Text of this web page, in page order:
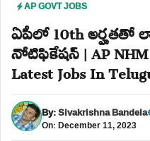
AP GOVT JOBS
ఏపీలో 10th అర్హతతో
నోటిఫికేషన్ | AP
Latest Jobs In
By:Sivakrishna Bandela
On: December 11, 2023